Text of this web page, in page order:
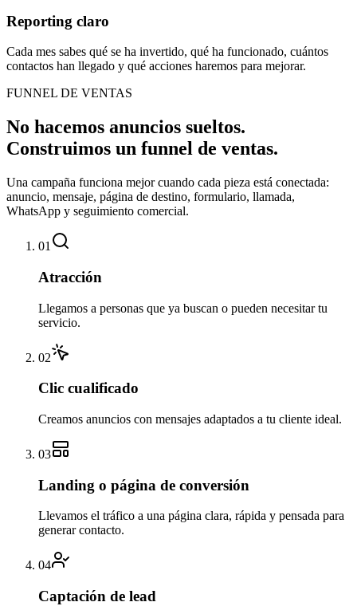
Reporting claro
Cada mes sabes qué se ha invertido, qué ha funcionado, cuántos
contactos han llegado y qué acciones haremos para mejorar.
FUNNEL DE VENTAS
No hacemos anuncios sueltos.
Construimos un funnel de ventas.
Una campaña funciona mejor cuando cada pieza está conectada:
anuncio, mensaje, página de destino, formulario, llamada,
WhatsApp y seguimiento comercial.
01
Atracción
Llegamos a personas que ya buscan o pueden necesitar tu
servicio.
02
Clic cualificado
Creamos anuncios con mensajes adaptados a tu cliente ideal.
03
Landing o página de conversión
Llevamos el tráfico a una página clara, rápida y pensada para
generar contacto.
04
Captación de lead